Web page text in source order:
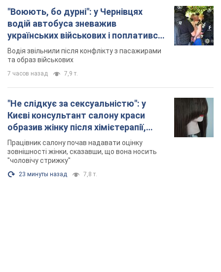
"Не слідкує за сексуальністю": у
Києві консультант салону краси
образив жінку після хімієтерапії,
розгорівся скандал. Фото
зовнішності жінки, сказавши, що вона носить
"чоловічу стрижку"
23 минуты назад